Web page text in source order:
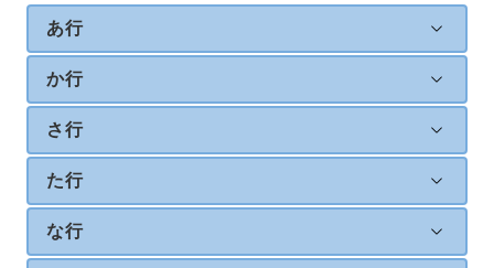
あ行
か行
さ行
た行
な行